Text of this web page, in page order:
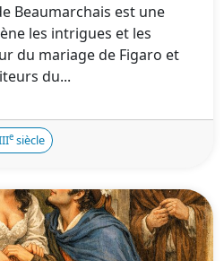
Beaumarchais est une
les intrigues et les
du mariage de Figaro et
du...
e siècle